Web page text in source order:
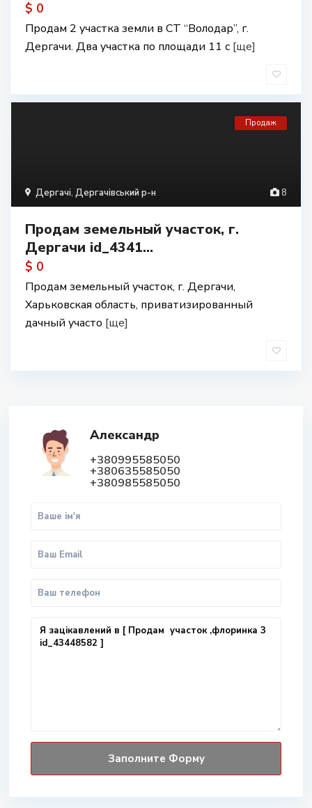
$ 0
Продам 2 участка земли в СТ “Володар”, г.
Дергачи. Два участка по площади 11 с [ще]
8
Дергачі, Дергачівський р-н
Продаж
Продам земельный участок, г.
Дергачи id_4341...
$ 0
Продам земельный участок, г. Дергачи,
Харьковская область, приватизированный
дачный участо [ще]
Александр
+380995585050
+380635585050
+380985585050